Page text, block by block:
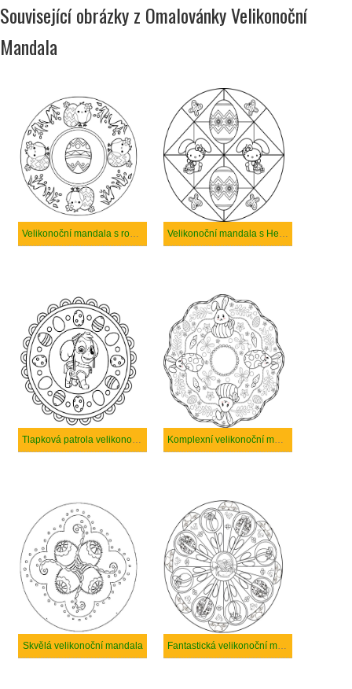
Související obrázky z Omalovánky Velikonoční
Mandala
Velikonoční mandala s roztomilými kuřaty Velikonoční mandala s Hello Kitty
Tlapková patrola velikonoční mandala Komplexní velikonoční mandala
Skvělá velikonoční mandala Fantastická velikonoční mandala